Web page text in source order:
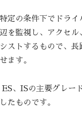
定の条件下でドライ
を監視し、アクセル
ストするもので、長
ます。
、ISの主要グレー
たものです。